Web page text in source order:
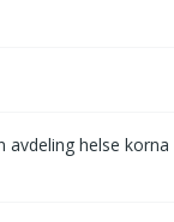
avdeling helse korna